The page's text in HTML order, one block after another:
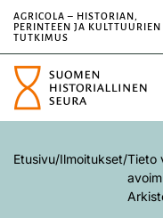
AGRICOLA – HISTORIAN,
PERINTEEN JA KULTTUURIEN
TUTKIMUS
Etusivu/Ilmoitukset/Tieto